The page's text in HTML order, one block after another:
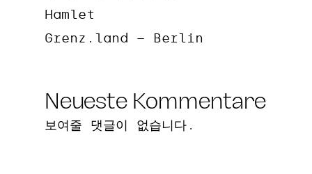
Hamlet
Grenz.land – Berlin
Neueste Kommentare
보여줄 댓글이 없습니다.